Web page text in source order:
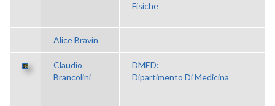
Fisiche
Alice Bravin
Claudio
Brancolini
DMED:
Dipartimento Di Medicina